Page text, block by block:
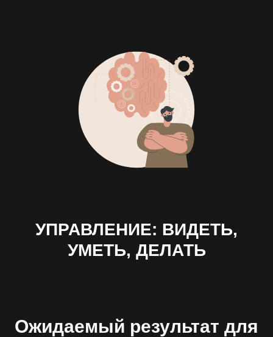
УПРАВЛЕНИЕ: ВИДЕТЬ,
УМЕТЬ, ДЕЛАТЬ
Ожидаемый результат для